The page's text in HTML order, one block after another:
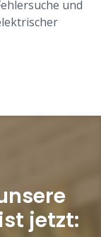
und
jetzt: